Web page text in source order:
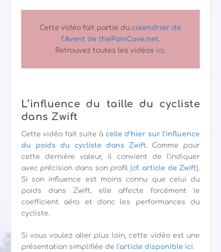
Cette vidéo fait partie du calendrier de
l’Avent de thePainCave.net.
Retrouvez toutes les vidéos ici.
L’influence du taille du cycliste
dans Zwift
Cette vidéo fait suite à celle d’hier sur l’influence
du poids du cycliste dans Zwift. Comme pour
cette dernière valeur, il convient de l’indiquer
avec précision dans son profil (cf. article de Zwift).
Si son influence est moins connu que celui du
poids dans Zwift, elle affecte forcément le
coefficient aéro et donc les performances du
cycliste.
Si vous voulez aller plus loin, cette vidéo est une
présentation simplifiée de l’article disponible ici.